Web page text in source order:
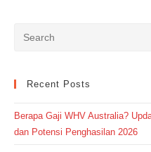
Recent Posts
Berapa Gaji WHV Australia?
dan Potensi Penghasilan 2026